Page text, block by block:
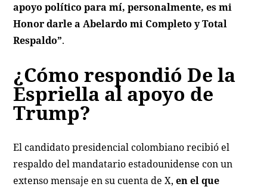
apoyo político para mí, personalmente, es mi
Honor darle a Abelardo mi Completo y Total
Respaldo”.
¿Cómo respondió De la
Espriella al apoyo de
Trump?
El candidato presidencial colombiano recibió el
respaldo del mandatario estadounidense con un
extenso mensaje en su cuenta de X,en el que